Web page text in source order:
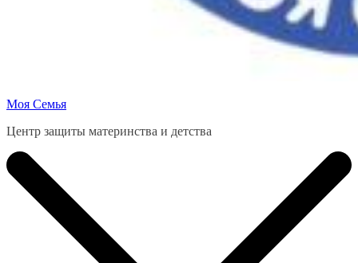
Моя Семья
Центр защиты материнства и детства